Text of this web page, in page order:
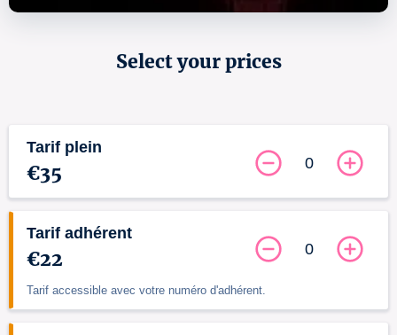
Select your prices
Tarif plein
€35 0
Tarif adhérent
€22
Tarif accessible avec votre numéro d'adhérent.
0